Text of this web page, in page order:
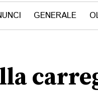
GENERALE